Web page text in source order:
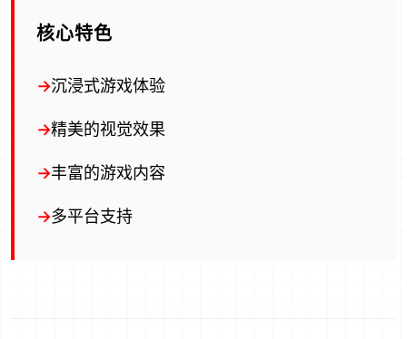
核心特色
沉浸式游戏体验
精美的视觉效果
丰富的游戏内容
多平台支持